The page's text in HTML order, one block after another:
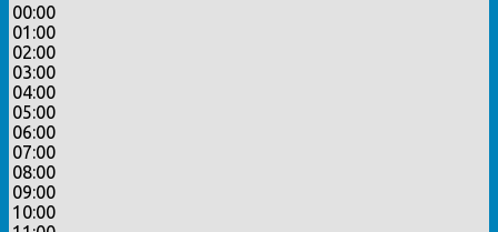
00:00
01:00
02:00
03:00
04:00
05:00
06:00
07:00
08:00
09:00
10:00